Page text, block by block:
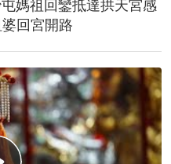
媽祖回鑾抵達拱天宮感
回宮開路